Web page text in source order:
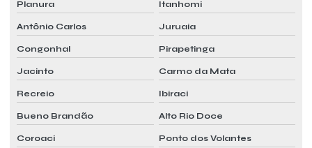
Planura Itanhomi
Antônio Carlos Juruaia
Congonhal Pirapetinga
Jacinto Carmo da Mata
Recreio Ibiraci
Bueno Brandão Alto Rio Doce
Coroaci Ponto dos Volantes